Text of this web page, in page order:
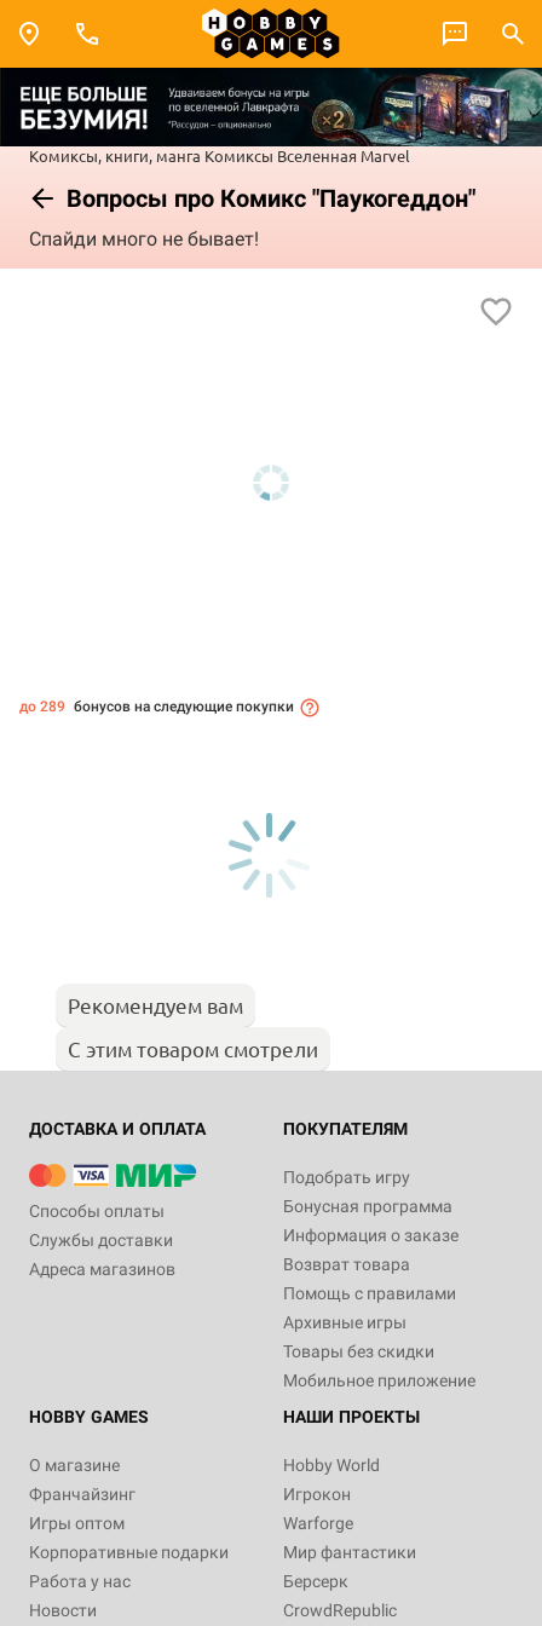
Комиксы, книги, манга Комиксы Вселенная Marvel
Вопросы про Комикс "Паукогеддон"
Спайди много не бывает!
до 289 бонусов на следующие покупки
Рекомендуем вам
С этим товаром смотрели
ДОСТАВКА И ОПЛАТА
Способы оплаты
Службы доставки
Адреса магазинов
ПОКУПАТЕЛЯМ
Подобрать игру
Бонусная программа
Информация о заказе
Возврат товара
Помощь с правилами
Архивные игры
Товары без скидки
Мобильное приложение
HOBBY GAMES
О магазине
Франчайзинг
Игры оптом
Корпоративные подарки
Работа у нас
Новости
НАШИ ПРОЕКТЫ
Hobby World
Игрокон
Warforge
Мир фантастики
Берсерк
CrowdRepublic